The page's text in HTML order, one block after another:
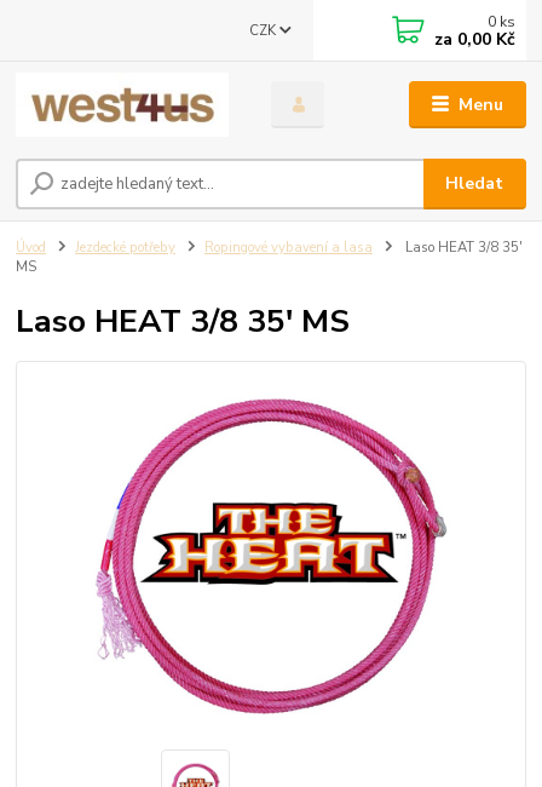
Menu
CZK
Hledat
0 ks
za 0,00 Kč
Úvod Jezdecké potřeby Ropingové vybavení a lasa
Laso HEAT 3/8 35'
MS
Laso HEAT 3/8 35' MS